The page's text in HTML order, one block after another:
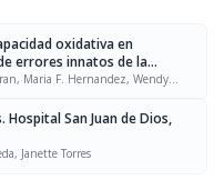
oxidativa en
errores innatos de la
Maria F. Hernandez, Wendy
San Juan de Dios,
Janette Torres